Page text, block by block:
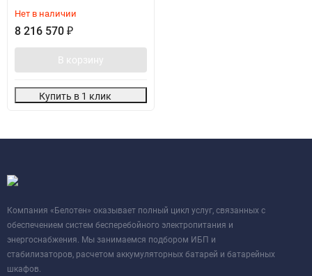
Нет в наличии
8 216 570 ₽
В корзину
Купить в 1 клик
Компания «Белотен» оказывает полный цикл услуг, связанных с
обеспечением систем бесперебойного электропитания и
энергоснабжения. Мы занимаемся подбором ИБП и
стабилизаторов, расчетом аккумуляторных батарей и батарейных
шкафов.